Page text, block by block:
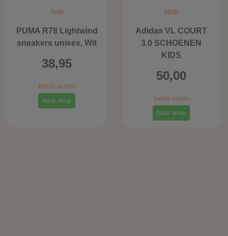
Puma
PUMA R78 Lightwind
sneakers unisex, Wit
38,95
Bekijk details
Naar shop
Adidas
Adidas VL COURT
3.0 SCHOENEN
KIDS
50,00
Bekijk details
Naar shop